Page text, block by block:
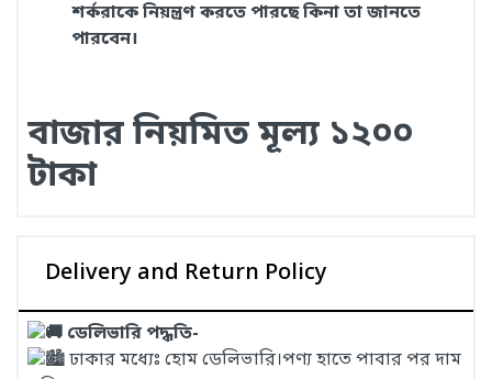
শর্করাকে নিয়ন্ত্রণ করতে পারছে কিনা তা জানতে
পারবেন।
বাজার নিয়মিত মূল্য ১২০০
টাকা
Delivery and Return Policy
ডেলিভারি পদ্ধতি-
ঢাকার মধ্যেঃ হোম ডেলিভারি।পণ্য হাতে পাবার পর দাম